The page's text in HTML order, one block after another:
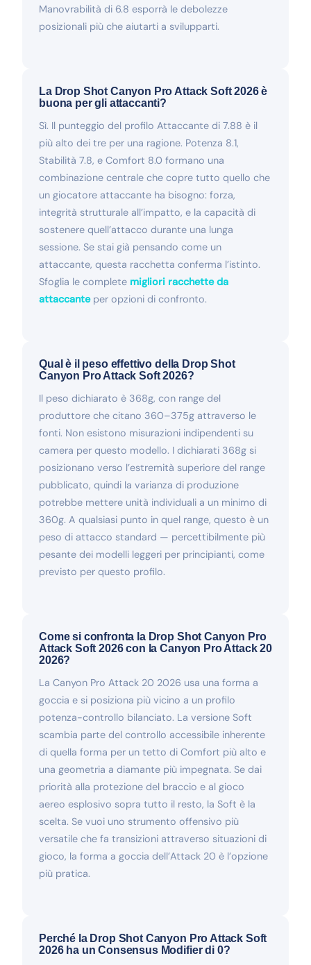
Manovrabilità di 6.8 esporrà le debolezze
posizionali più che aiutarti a svilupparti.
La Drop Shot Canyon Pro Attack Soft 2026 è
buona per gli attaccanti?
Sì. Il punteggio del profilo Attaccante di 7.88 è il
più alto dei tre per una ragione. Potenza 8.1,
Stabilità 7.8, e Comfort 8.0 formano una
combinazione centrale che copre tutto quello che
un giocatore attaccante ha bisogno: forza,
integrità strutturale all’impatto, e la capacità di
sostenere quell’attacco durante una lunga
sessione. Se stai già pensando come un
attaccante, questa racchetta conferma l’istinto.
Sfoglia le complete migliori racchette da
attaccanteper opzioni di confronto.
Qual è il peso effettivo della Drop Shot
Canyon Pro Attack Soft 2026?
Il peso dichiarato è 368g, con range del
produttore che citano 360–375g attraverso le
fonti. Non esistono misurazioni indipendenti su
camera per questo modello. I dichiarati 368g si
posizionano verso l’estremità superiore del range
pubblicato, quindi la varianza di produzione
potrebbe mettere unità individuali a un minimo di
360g. A qualsiasi punto in quel range, questo è un
peso di attacco standard — percettibilmente più
pesante dei modelli leggeri per principianti, come
previsto per questo profilo.
Come si confronta la Drop Shot Canyon Pro
Attack Soft 2026 con la Canyon Pro Attack 20
2026?
La Canyon Pro Attack 20 2026 usa una forma a
goccia e si posiziona più vicino a un profilo
potenza-controllo bilanciato. La versione Soft
scambia parte del controllo accessibile inherente
di quella forma per un tetto di Comfort più alto e
una geometria a diamante più impegnata. Se dai
priorità alla protezione del braccio e al gioco
aereo esplosivo sopra tutto il resto, la Soft è la
scelta. Se vuoi uno strumento offensivo più
versatile che fa transizioni attraverso situazioni di
gioco, la forma a goccia dell’Attack 20 è l’opzione
più pratica.
Perché la Drop Shot Canyon Pro Attack Soft
2026 ha un Consensus Modifier di 0?